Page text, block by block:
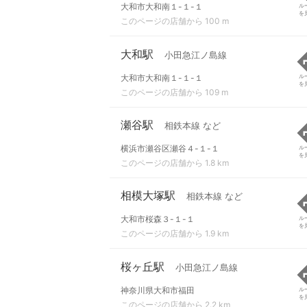
大和市大和南１-１-１
このページの店舗から 100 m
ル
を
大和駅 小田急江ノ島線
大和市大和南１-１-１
このページの店舗から 109 m
ル
を
瀬谷駅 相鉄本線 など
横浜市瀬谷区瀬谷４-１-１
このページの店舗から 1.8 km
ル
を
相模大塚駅 相鉄本線 など
大和市桜森３-１-１
このページの店舗から 1.9 km
ル
を
桜ヶ丘駅 小田急江ノ島線
神奈川県大和市福田
このページの店舗から 2.2 km
ル
を